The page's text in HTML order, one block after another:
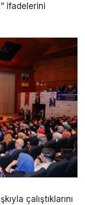
ifadelerini
çalıştıklarını